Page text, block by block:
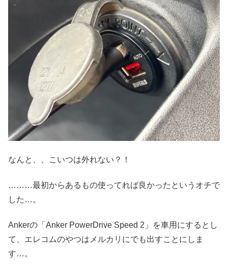
なんと、、こいつは外れない？！
………最初からあるもの使ってれば良かったというオチで
した…。
Ankerの「Anker PowerDrive Speed 2」を車用にするとし
て、エレコムのやつはメルカリにでも出すことにしま
す…。